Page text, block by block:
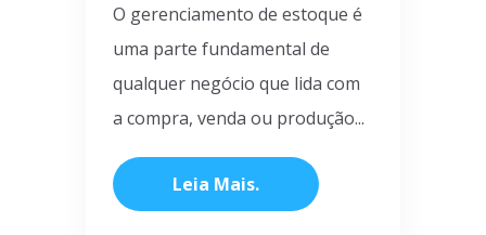
O gerenciamento de estoque é
uma parte fundamental de
qualquer negócio que lida com
a compra, venda ou produção...
Leia Mais